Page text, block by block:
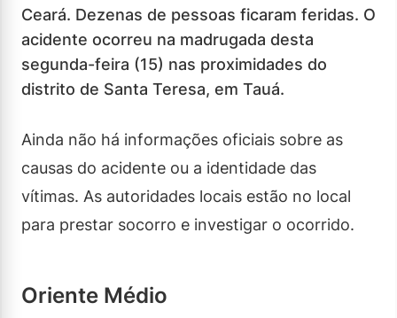
Ceará. Dezenas de pessoas ficaram feridas. O
acidente ocorreu na madrugada desta
segunda-feira (15) nas proximidades do
distrito de Santa Teresa, em Tauá.
Ainda não há informações oficiais sobre as
causas do acidente ou a identidade das
vítimas. As autoridades locais estão no local
para prestar socorro e investigar o ocorrido.
Oriente Médio